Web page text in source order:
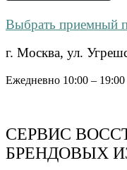
Выбрать приемный
г. Москва, ул.
Ежедневно 10:00 – 19:00
СЕРВИС
БРЕНДОВЫХ